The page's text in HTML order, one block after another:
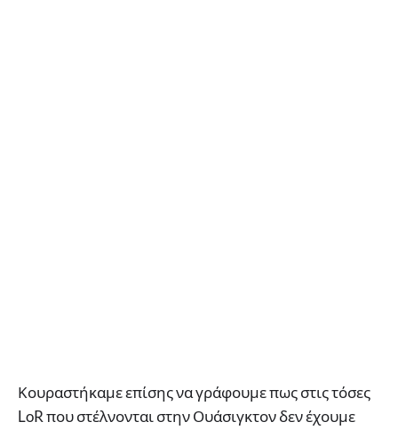
Κουραστήκαμε επίσης να γράφουμε πως στις τόσες
LoR που στέλνονται στην Ουάσιγκτον δεν έχουμε